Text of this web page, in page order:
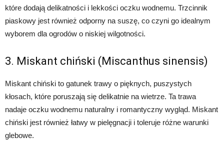
które dodają delikatności i lekkości oczku wodnemu. Trzcinnik
piaskowy jest również odporny na suszę, co czyni go idealnym
wyborem dla ogrodów o niskiej wilgotności.
3. Miskant chiński (Miscanthus sinensis)
Miskant chiński to gatunek trawy o pięknych, puszystych
kłosach, które poruszają się delikatnie na wietrze. Ta trawa
nadaje oczku wodnemu naturalny i romantyczny wygląd. Miskant
chiński jest również łatwy w pielęgnacji i toleruje różne warunki
glebowe.